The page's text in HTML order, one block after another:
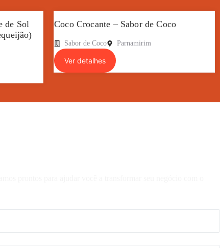
de Sol
Coco Crocante – Sabor de Coco
Sabor de Coco Parnamirim
Ver detalhes